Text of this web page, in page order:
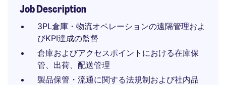
Job Description
3PL倉庫・物流オペレーションの遠隔管理およ
びKPI達成の監督
倉庫およびアクセスポイントにおける在庫保
管、出荷、配送管理
製品保管・流通に関する法規制および社内品